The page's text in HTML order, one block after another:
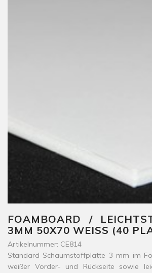
FOAMBOARD /
3MM 50X70 WEISS (40
Artikelnummer: CE814
Standard-Schaumstoffplatte 3 mm im
weißer Vorder- und Rückseite sowie